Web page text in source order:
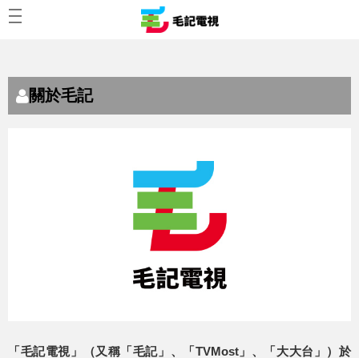
關於毛記
「毛記電視」（又稱「毛記」、「TVMost」、「大大台」）於